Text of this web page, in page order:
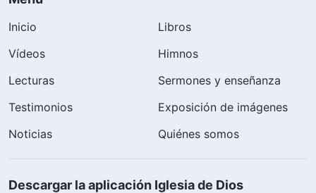
Inicio
Libros
Vídeos
Himnos
Lecturas
Sermones y enseñanza
Testimonios
Exposición de imágenes
Noticias
Quiénes somos
Descargar la aplicación Iglesia de Dios